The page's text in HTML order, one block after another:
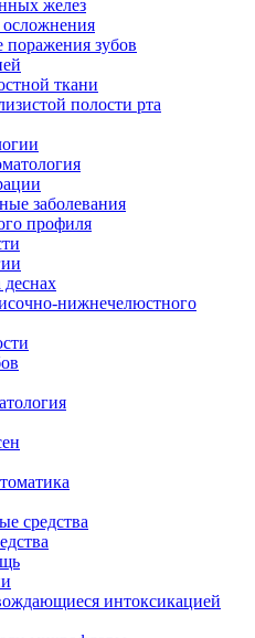
желез
осложнения
поражения зубов
ткани
полости рта
заболевания
профиля
нижнечелюстного
средства
интоксикацией